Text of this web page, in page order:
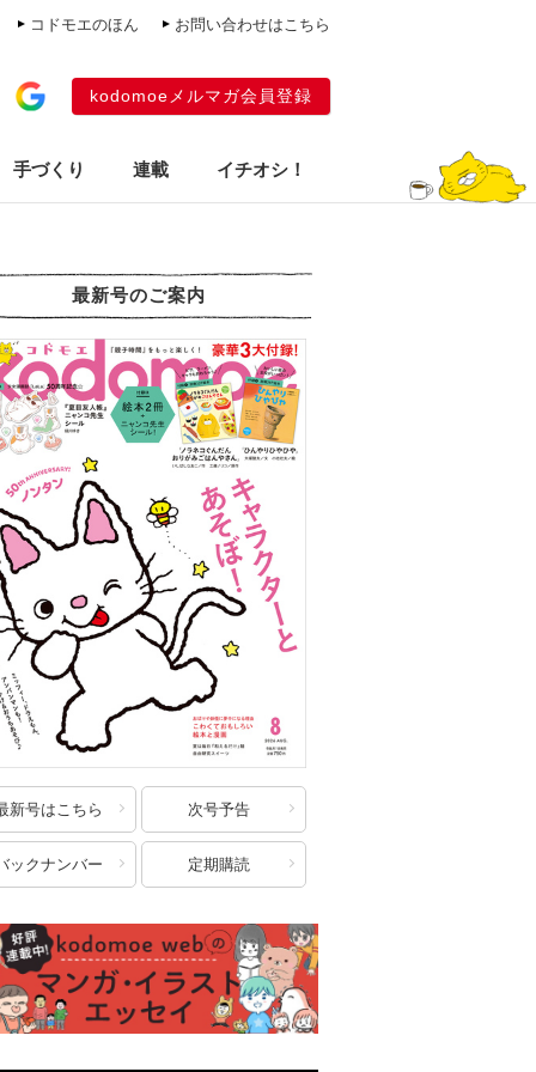
コドモエのほん お問い合わせはこちら
kodomoeメルマガ会員登録
手づくり 連載 イチオシ！
最新号のご案内
新号はこちら 次号予告
ックナンバー 定期購読